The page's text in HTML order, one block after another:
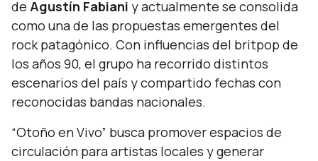
de Agustín Fabiani y actualmente se consolida
como una de las propuestas emergentes del
rock patagónico. Con influencias del britpop de
los años 90, el grupo ha recorrido distintos
escenarios del país y compartido fechas con
reconocidas bandas nacionales.
“Otoño en Vivo” busca promover espacios de
circulación para artistas locales y generar